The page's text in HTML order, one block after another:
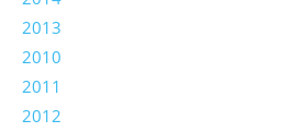
2013
2010
2011
2012